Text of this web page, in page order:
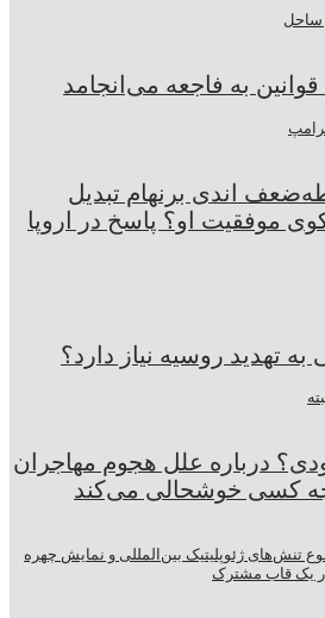
قوانین به فاجعه می‌انجامد
اندی برنهام تبدیل
موفقیت او؟ پاسخ در اروپا
به تهدید روسیه نیاز دارد؟
درباره علل هجوم مهاجران
چه کسی خوشحالی می‌کند